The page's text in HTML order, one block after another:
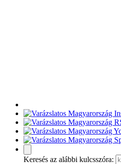
Keresés az alábbi kulcsszóra: